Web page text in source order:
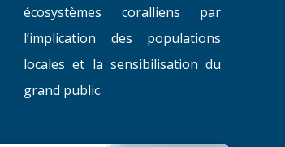
écosystèmes coralliens par
l’implication des populations
locales et la sensibilisation du
grand public.